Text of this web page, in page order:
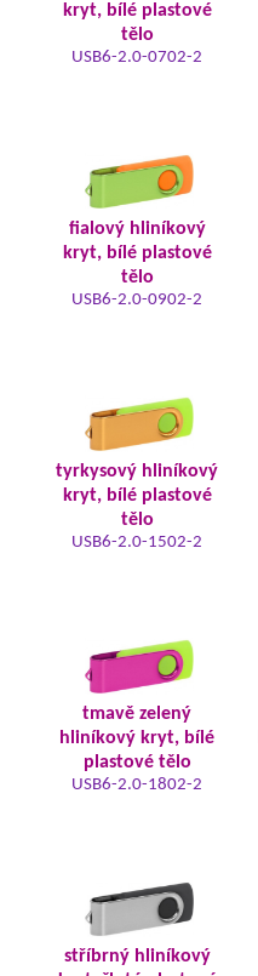
kryt, bílé plastové
tělo
USB6-2.0-0702-2
fialový hliníkový
kryt, bílé plastové
tělo
USB6-2.0-0902-2
tyrkysový hliníkový
kryt, bílé plastové
tělo
USB6-2.0-1502-2
tmavě zelený
hliníkový kryt, bílé
plastové tělo
USB6-2.0-1802-2
stříbrný hliníkový